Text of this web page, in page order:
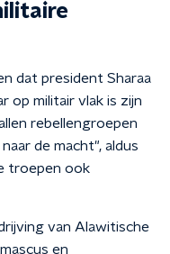
dat president Sharaa
op militair vlak is zijn
rebellengroepen
de macht", aldus
troepen ook
van Alawitische
en